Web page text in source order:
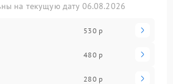
на текущую дату 06.08.2026
530 р
480 р
280 р